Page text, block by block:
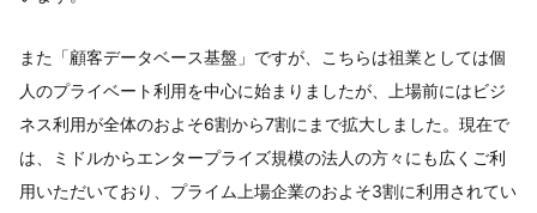
また「顧客データベース基盤」ですが、こちらは祖業としては個
人のプライベート利用を中心に始まりましたが、上場前にはビジ
ネス利用が全体のおよそ6割から7割にまで拡大しました。現在で
は、ミドルからエンタープライズ規模の法人の方々にも広くご利
用いただいており、プライム上場企業のおよそ3割に利用されてい